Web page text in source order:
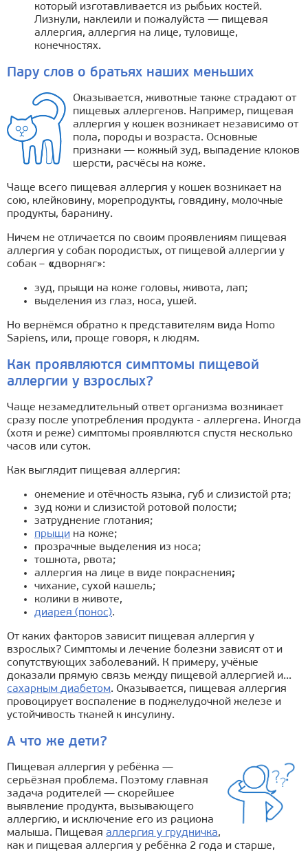
который изготавливается из рыбьих костей.
Лизнули, наклеили и пожалуйста — пищевая
аллергия, аллергия на лице, туловище,
конечностях.
Пару слов о братьях наших меньших
Оказывается, животные также страдают от
пищевых аллергенов. Например, пищевая
аллергия у кошек возникает независимо от
пола, породы и возраста. Основные
признаки — кожный зуд, выпадение клоков
шерсти, расчёсы на коже.
Чаще всего пищевая аллергия у кошек возникает на
сою, клейковину, морепродукты, говядину, молочные
продукты, баранину.
Ничем не отличается по своим проявлениям пищевая
аллергия у собак породистых, от пищевой аллергии у
собак – «дворняг»:
зуд, прыщи на коже головы, живота, лап;
выделения из глаз, носа, ушей.
Но вернёмся обратно к представителям вида Homo
Sapiens, или, проще говоря, к людям.
Как проявляются симптомы пищевой
аллергии у взрослых?
Чаще незамедлительный ответ организма возникает
сразу после употребления продукта - аллергена. Иногда
(хотя и реже) симптомы проявляются спустя несколько
часов или суток.
Как выглядит пищевая аллергия:
онемение и отёчность языка, губ и слизистой рта;
зуд кожи и слизистой ротовой полости;
затруднение глотания;
прыщи на коже;
прозрачные выделения из носа;
тошнота, рвота;
аллергия на лице в виде покраснения;
чихание, сухой кашель;
колики в животе,
диарея (понос).
От каких факторов зависит пищевая аллергия у
взрослых? Симптомы и лечение болезни зависят от и
сопутствующих заболеваний. К примеру, учёные
доказали прямую связь между пищевой аллергией и...
сахарным диабетом. Оказывается, пищевая аллергия
провоцирует воспаление в поджелудочной железе и
устойчивость тканей к инсулину.
А что же дети?
Пищевая аллергия у ребёнка —
серьёзная проблема. Поэтому главная
задача родителей — скорейшее
выявление продукта, вызывающего
аллергию, и исключение его из рациона
малыша. Пищевая аллергия у грудничка,
как и пищевая аллергия у ребёнка 2 года и старше,